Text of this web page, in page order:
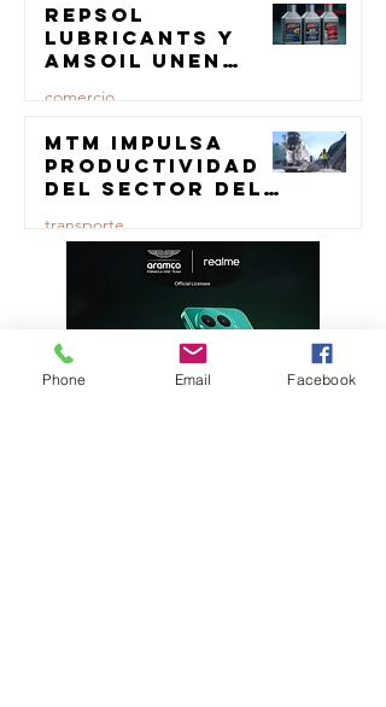
23 jul
Repsol
Lubricants y
AMSOIL unen
lubricación
comercio
23 jul
MTM impulsa
productividad
del sector del
manufactura
certificada
transporte
Phone Email Facebook